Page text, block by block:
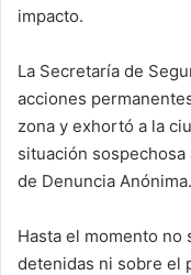
impacto.
La Secretaría de
acciones
zona y exhortó a la
situación sospechosa
de Denuncia Anónima.
Hasta el momento no
detenidas ni sobre el